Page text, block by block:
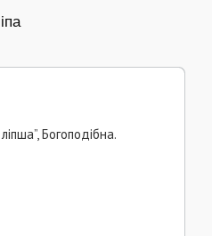
Богоподібна.